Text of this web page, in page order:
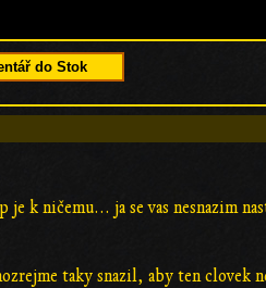
do Stok
k ničemu... ja se vas nesnazim
taky snazil, aby ten clovek